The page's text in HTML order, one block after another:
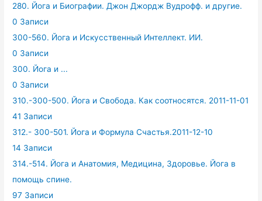
280. Йога и Биографии. Джон Джордж Вудрофф. и другие.
0 Записи
300-560. Йога и Искусственный Интеллект. ИИ.
0 Записи
300. Йога и ...
0 Записи
310.-300-500. Йога и Свобода. Как соотносятся. 2011-11-01
41 Записи
312.- 300-501. Йога и Формула Счастья.2011-12-10
14 Записи
314.-514. Йога и Анатомия, Медицина, Здоровье. Йога в
помощь спине.
97 Записи